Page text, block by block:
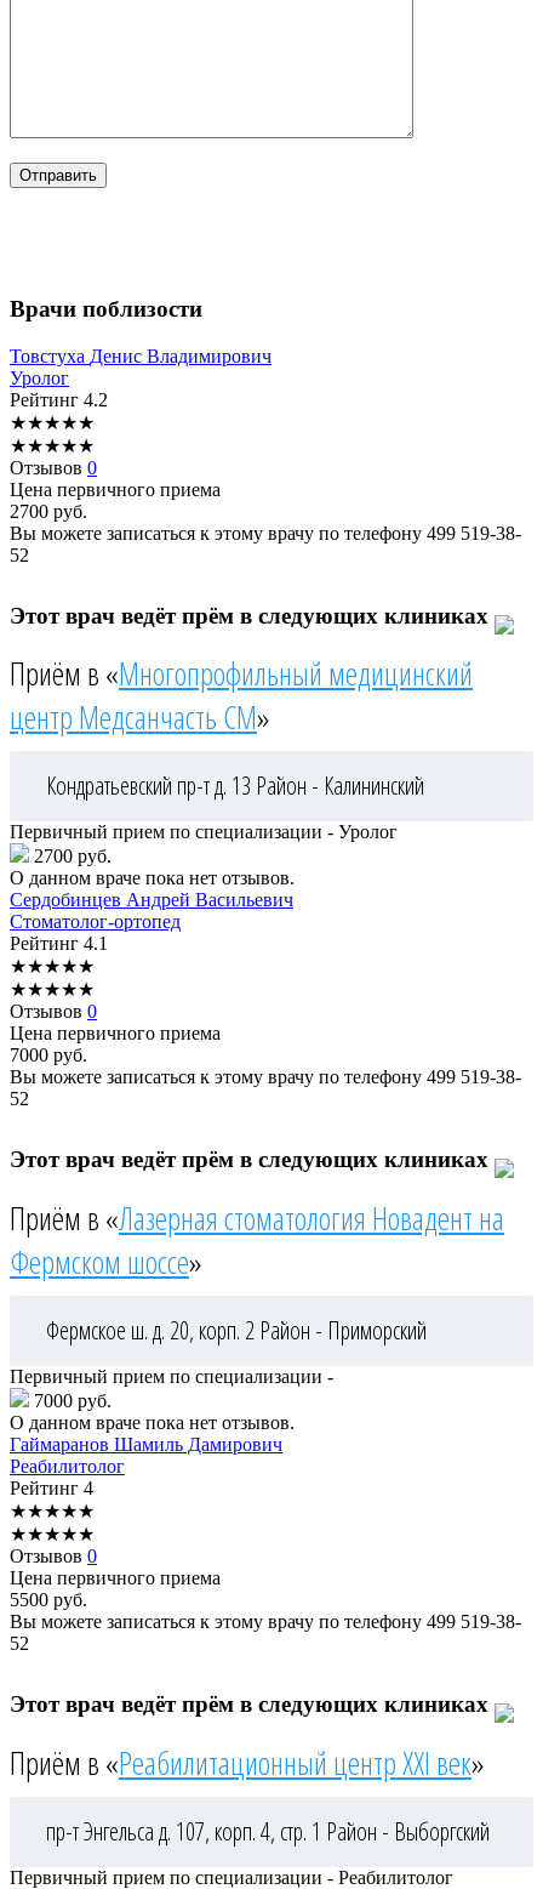
Врачи поблизости
Товстуха Денис Владимирович
Уролог
Рейтинг 4.2
★★★★★
★★★★★
Отзывов 0
Цена первичного приема
2700 руб.
Вы можете записаться к этому врачу по телефону 499 519-38-
52
Этот врач ведёт прём в следующих клиниках
Приём в «Многопрофильный медицинский
центр Медсанчасть СМ»
Кондратьевский пр-т д. 13 Район - Калининский
Первичный прием по специализации - Уролог
2700 руб.
О данном враче пока нет отзывов.
Сердобинцев Андрей Васильевич
Стоматолог-ортопед
Рейтинг 4.1
★★★★★
★★★★★
Отзывов 0
Цена первичного приема
7000 руб.
Вы можете записаться к этому врачу по телефону 499 519-38-
52
Этот врач ведёт прём в следующих клиниках
Приём в «Лазерная стоматология Новадент на
Фермском шоссе»
Фермское ш. д. 20, корп. 2 Район - Приморский
Первичный прием по специализации -
7000 руб.
О данном враче пока нет отзывов.
Гаймаранов Шамиль Дамирович
Реабилитолог
Рейтинг 4
★★★★★
★★★★★
Отзывов 0
Цена первичного приема
5500 руб.
Вы можете записаться к этому врачу по телефону 499 519-38-
52
Этот врач ведёт прём в следующих клиниках
Приём в «Реабилитационный центр XXI век»
пр-т Энгельса д. 107, корп. 4, стр. 1 Район - Выборгский
Первичный прием по специализации - Реабилитолог